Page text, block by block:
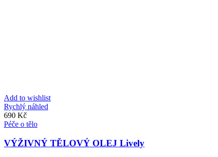
Add to wishlist
Rychlý náhled
690 Kč
Péče o tělo
VÝŽIVNÝ TĚLOVÝ OLEJ Lively